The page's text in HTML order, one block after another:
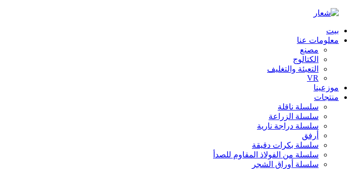
بيت
معلومات عنا
مصنع
الكتالوج
التعبئة والتغليف
VR
موزعينا
منتجات
سلسلة ناقلة
سلسلة الزراعة
سلسلة دراجة نارية
أرفق
سلسلة بكرات دقيقة
سلسلة من الفولاذ المقاوم للصدأ
سلسلة أوراق الشجر